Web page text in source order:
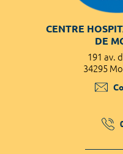
CENTRE
DE
191 av.
34295